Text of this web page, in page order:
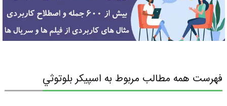
فهرست همه مطالب مربوط به اسپيكر بلوتوثي